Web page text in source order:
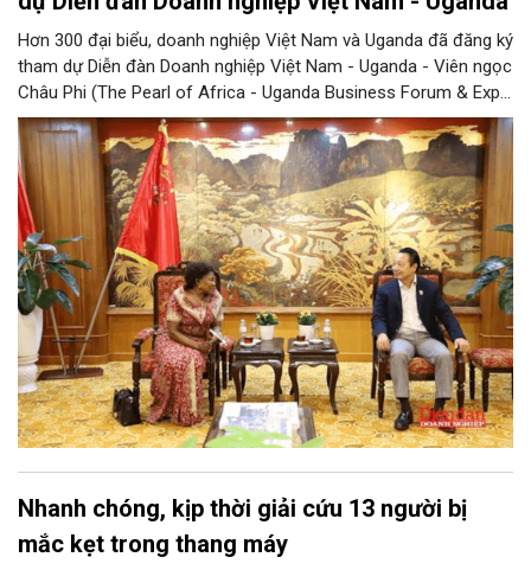
Hơn 300 đại biểu, doanh nghiệp Việt Nam và Uganda đã đăng ký
tham dự Diễn đàn Doanh nghiệp Việt Nam - Uganda - Viên ngọc
Châu Phi (The Pearl of Africa - Uganda Business Forum & Expo
Vietnam Chapter), cho thấy sức hút ngày càng lớn của sự kiện
đối với cộng đồng doanh nghiệp hai nước, đồng thời mở ra kỳ
vọng về những kết nối đầu tư và thương mại thực chất giữa Việt
Nam và Uganda.
Nhanh chóng, kịp thời giải cứu 13 người bị
mắc kẹt trong thang máy